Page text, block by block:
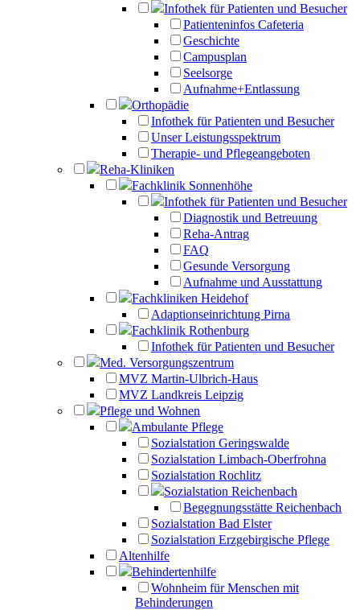
Infothek für Patienten und Besucher
Patienteninfos Cafeteria
Geschichte
Campusplan
Seelsorge
Aufnahme+Entlassung
Orthopädie
Infothek für Patienten und Besucher
Unser Leistungsspektrum
Therapie- und Pflegeangeboten
Reha-Kliniken
Fachklinik Sonnenhöhe
Infothek für Patienten und Besucher
Diagnostik und Betreuung
Reha-Antrag
FAQ
Gesunde Versorgung
Aufnahme und Ausstattung
Fachkliniken Heidehof
Adaptionseinrichtung Pirna
Fachklinik Rothenburg
Infothek für Patienten und Besucher
Med. Versorgungszentrum
MVZ Martin-Ulbrich-Haus
MVZ Landkreis Leipzig
Pflege und Wohnen
Ambulante Pflege
Sozialstation Geringswalde
Sozialstation Limbach-Oberfrohna
Sozialstation Rochlitz
Sozialstation Reichenbach
Begegnungsstätte Reichenbach
Sozialstation Bad Elster
Sozialstation Erzgebirgische Pflege
Altenhilfe
Behindertenhilfe
Wohnheim für Menschen mit
Behinderungen